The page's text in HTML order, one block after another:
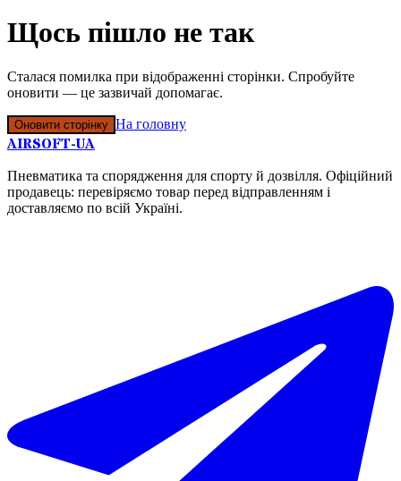
Щось пішло не так
Сталася помилка при відображенні сторінки. Спробуйте
оновити — це зазвичай допомагає.
Оновити сторінку На головну
AIRSOFT-UA
Пневматика та спорядження для спорту й дозвілля. Офіційний
продавець: перевіряємо товар перед відправленням і
доставляємо по всій Україні.